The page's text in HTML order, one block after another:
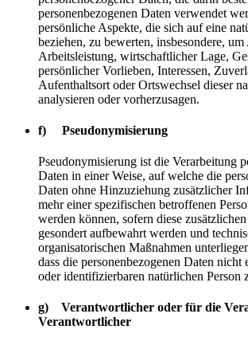
personenbezogenen Daten verwendet
persönliche Aspekte, die sich auf eine
beziehen, zu bewerten, insbesondere,
Arbeitsleistung, wirtschaftlicher Lage,
persönlicher Vorlieben, Interessen,
Aufenthaltsort oder Ortswechsel dieser
analysieren oder vorherzusagen.
f) Pseudonymisierung
Pseudonymisierung ist die Verarbeitung
Daten in einer Weise, auf welche die
Daten ohne Hinzuziehung zusätzlicher
mehr einer spezifischen betroffenen
werden können, sofern diese
gesondert aufbewahrt werden und
organisatorischen Maßnahmen
dass die personenbezogenen Daten nicht
oder identifizierbaren natürlichen Person
g) Verantwortlicher oder für die
Verantwortlicher